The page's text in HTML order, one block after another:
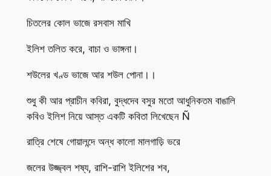
চিতলের কোল ভাজে রসবাস মাখি
ইলিশ তলিত করে, বাচা ও ভাঙ্গনা।
শউলের খণ্ড ভাজে আর শউল পোনা।।
শুধু কী আর প্রাচীন কবিরা, বুদ্ধদেব বসুর মতো আধুনিকতম বাঙালি
কবিও ইলিশ নিয়ে আস্ত একটি কবিতা লিখেছেন Ñ
রাত্রি শেষে গোয়ালন্দে অন্ধ কালো মালগাড়ি ভরে
জলের উজ্জ্বল শষ্য, রাশি-রাশি ইলিশের শব,